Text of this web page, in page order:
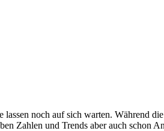
noch auf sich warten. Während
Zahlen und Trends aber auch schon